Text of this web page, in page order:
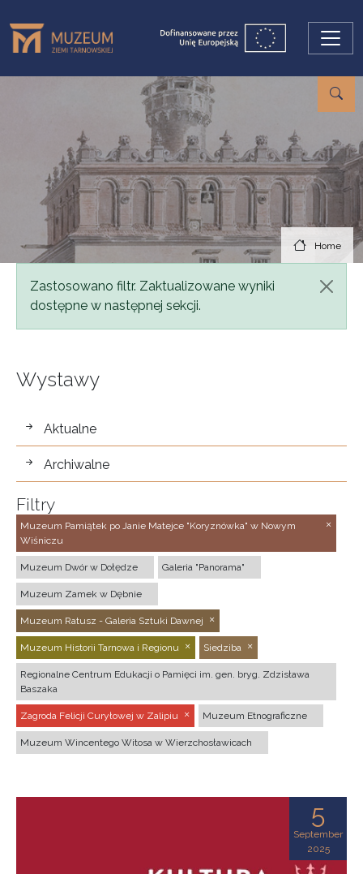
Home
Status message
Zastosowano filtr. Zaktualizowane wyniki
dostępne w następnej sekcji.
Wystawy
wystawy
Aktualne
Archiwalne
Filtry
Muzeum Pamiątek po Janie Matejce "Koryznówka" w Nowym
Wiśniczu
Muzeum Dwór w Dołędze Galeria "Panorama"
Muzeum Zamek w Dębnie
Muzeum Ratusz - Galeria Sztuki Dawnej
Muzeum Historii Tarnowa i Regionu Siedziba
Regionalne Centrum Edukacji o Pamięci im. gen. bryg. Zdzisława
Baszaka
Zagroda Felicji Curyłowej w Zalipiu Muzeum Etnograficzne
Muzeum Wincentego Witosa w Wierzchosławicach
5
September
2025